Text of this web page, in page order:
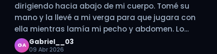
dirigiendo hacia abajo de mi cuerpo. Tomé su
mano y la llevé a mi verga para que jugara con
ella mientras lamía mi pecho y abdomen. Lo
seguí…
GA Gabriel__03
09 Abr 2026